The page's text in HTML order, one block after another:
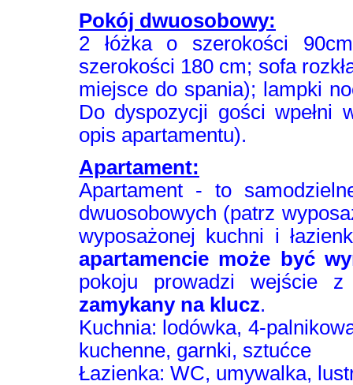
Pokój dwuosobowy:
2 łóżka o szerokości
szerokości 180 cm; sofa
miejsce do spania); lampki
Do dyspozycji gości wpełni
opis apartamentu).
Apartament:
Apartament - to
dwuosobowych (patrz
wyposażonej kuchni i
apartamencie może być
pokoju prowadzi wejście
zamykany na klucz.
Kuchnia: lodówka, 4-
kuchenne, garnki, sztućce
Łazienka: WC, umywalka,